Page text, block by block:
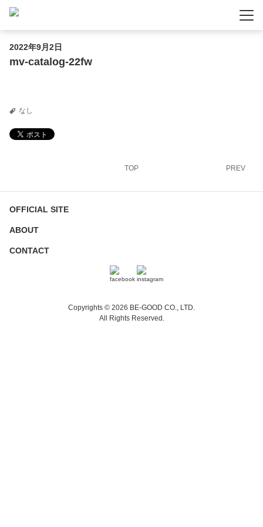
2022年9月2日
mv-catalog-22fw
なし
TOP PREV
OFFICIAL SITE
ABOUT
CONTACT
Copyrights © 2026 BE-GOOD CO., LTD.
All Rights Reserved.